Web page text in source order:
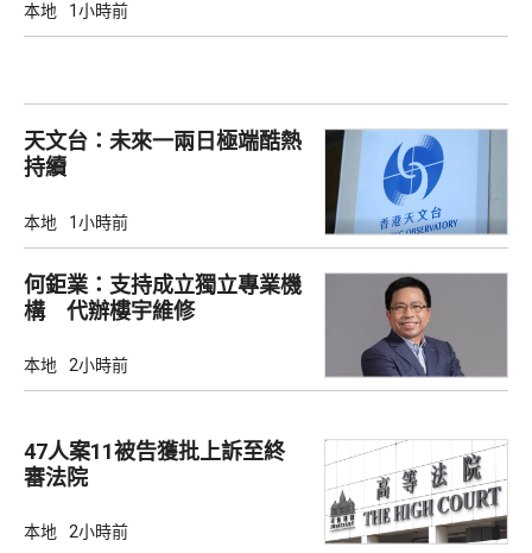
本地 1小時前
天文台：未來一兩日極端酷熱
持續
本地 1小時前
何鉅業：支持成立獨立專業機
構 代辦樓宇維修
本地 2小時前
47人案11被告獲批上訴至終
審法院
本地 2小時前